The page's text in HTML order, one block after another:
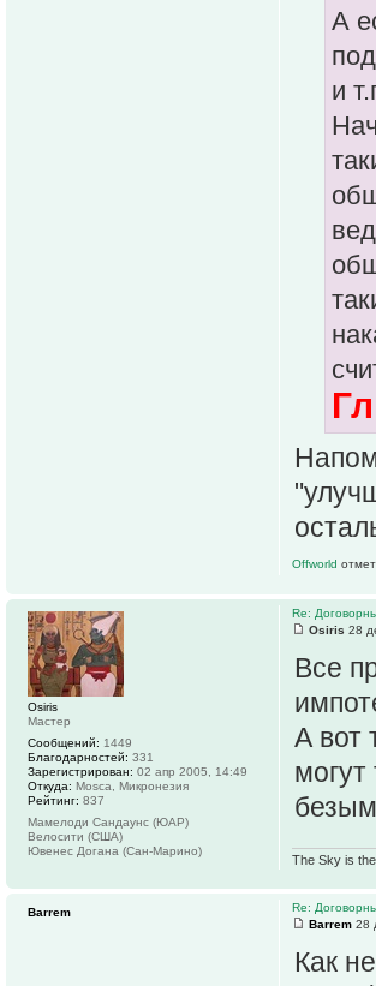
А
и
Offworld
Re:
Osiris 28
Все
А вот
The Sky is the
Osiris
Мастер
Сообщений: 1449
Благодарностей: 331
Зарегистрирован: 02 апр 2005, 14:49
Откуда: Mosca, Микронезия
Рейтинг: 837
Мамелоди Сандаунс (ЮАР)
Велосити (США)
Ювенес Догана (Сан-Марино)
Re:
Barrem 28
Как
Barrem